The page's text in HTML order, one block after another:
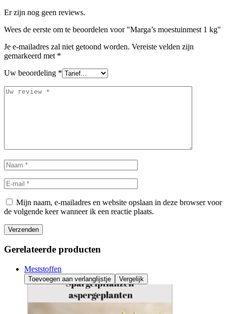
Er zijn nog geen reviews.
Wees de eerste om te beoordelen voor "Marga’s moestuinmest 1 kg"
Je e-mailadres zal niet getoond worden. Vereiste velden zijn
gemarkeerd met *
Uw beoordeling *
Mijn naam, e-mailadres en website opslaan in deze browser voor
de volgende keer wanneer ik een reactie plaats.
Verzenden
Gerelateerde producten
Meststoffen
Toevoegen aan verlanglijstje Vergelijk